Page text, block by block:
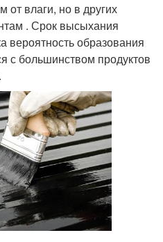
влаги, но в других
. Срок высыхания
вероятность образования
с большинством продуктов